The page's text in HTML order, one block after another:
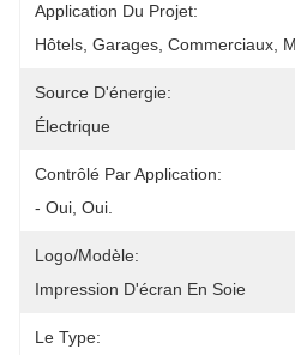
Application Du Projet:
Hôtels, Garages, Commerciaux,
Source D'énergie:
Électrique
Contrôlé Par Application:
- Oui, Oui.
Logo/modèle:
Impression D'écran En Soie
Le Type: